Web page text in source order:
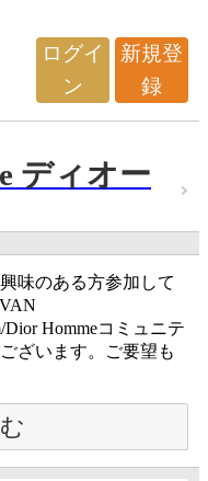
ログイ
ン
新規登
録
ディオー
味のある方参加して
Dior Hommeコミュニテ
ざいます。ご要望も